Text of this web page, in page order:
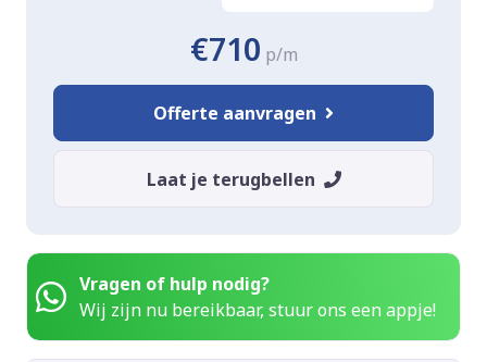
€710 p/m
Offerte aanvragen
Laat je terugbellen
Vragen of hulp nodig?
Wij zijn nu bereikbaar, stuur ons een appje!